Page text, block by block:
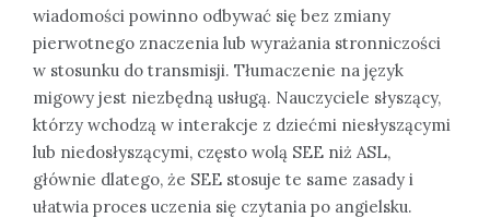
wiadomości powinno odbywać się bez zmiany
pierwotnego znaczenia lub wyrażania stronniczości
w stosunku do transmisji. Tłumaczenie na język
migowy jest niezbędną usługą. Nauczyciele słyszący,
którzy wchodzą w interakcje z dziećmi niesłyszącymi
lub niedosłyszącymi, często wolą SEE niż ASL,
głównie dlatego, że SEE stosuje te same zasady i
ułatwia proces uczenia się czytania po angielsku.